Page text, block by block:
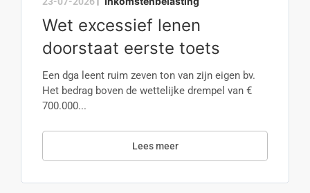
Wet excessief lenen
doorstaat eerste toets
Een dga leent ruim zeven ton van zijn eigen bv.
Het bedrag boven de wettelijke drempel van €
700.000...
Lees meer